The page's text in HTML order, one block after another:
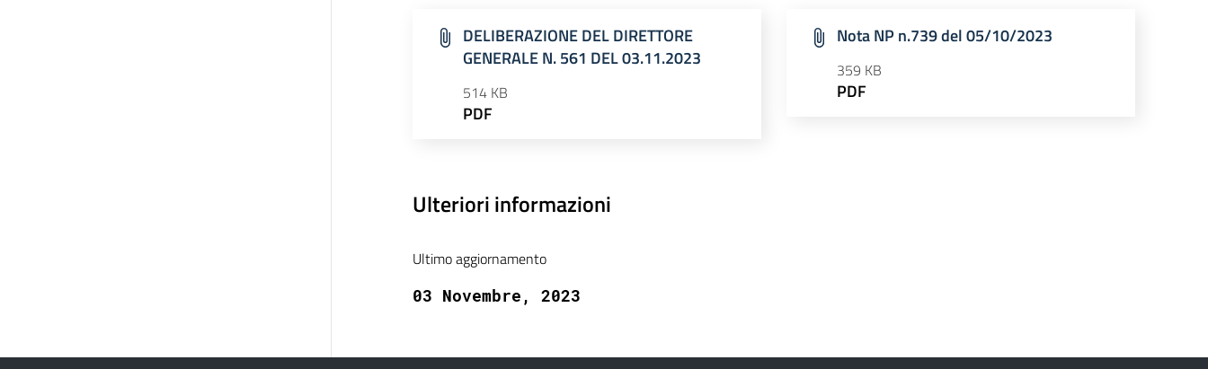
DELIBERAZIONE DEL DIRETTORE
GENERALE N. 561 DEL 03.11.2023
514 KB
PDF
Nota NP n.739 del 05/10/2023
359 KB
PDF
Ulteriori informazioni
Ultimo aggiornamento
03 Novembre, 2023